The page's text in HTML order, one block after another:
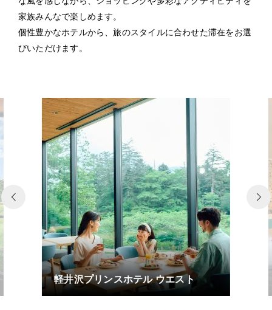
家族みんなで楽しめます。
個性豊かなホテルから、旅のスタイルに合わせた滞在をお選
びいただけます。
軽井沢プリンスホテル ウエスト